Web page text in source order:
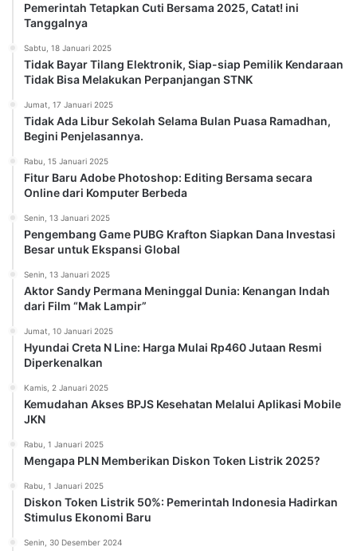
Pemerintah Tetapkan Cuti Bersama 2025, Catat! ini
Tanggalnya
Sabtu, 18 Januari 2025
Tidak Bayar Tilang Elektronik, Siap-siap Pemilik Kendaraan
Tidak Bisa Melakukan Perpanjangan STNK
Jumat, 17 Januari 2025
Tidak Ada Libur Sekolah Selama Bulan Puasa Ramadhan,
Begini Penjelasannya.
Rabu, 15 Januari 2025
Fitur Baru Adobe Photoshop: Editing Bersama secara
Online dari Komputer Berbeda
Senin, 13 Januari 2025
Pengembang Game PUBG Krafton Siapkan Dana Investasi
Besar untuk Ekspansi Global
Senin, 13 Januari 2025
Aktor Sandy Permana Meninggal Dunia: Kenangan Indah
dari Film “Mak Lampir”
Jumat, 10 Januari 2025
Hyundai Creta N Line: Harga Mulai Rp460 Jutaan Resmi
Diperkenalkan
Kamis, 2 Januari 2025
Kemudahan Akses BPJS Kesehatan Melalui Aplikasi Mobile
JKN
Rabu, 1 Januari 2025
Mengapa PLN Memberikan Diskon Token Listrik 2025?
Rabu, 1 Januari 2025
Diskon Token Listrik 50%: Pemerintah Indonesia Hadirkan
Stimulus Ekonomi Baru
Senin, 30 Desember 2024